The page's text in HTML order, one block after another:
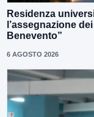
Residenza
l’assegnazione
Benevento”
6 AGOSTO 2026